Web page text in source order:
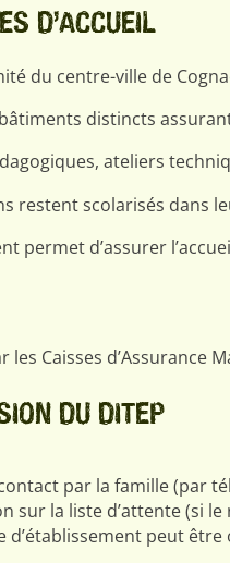
D’ACCUEIL
du centre-ville de
distincts
ateliers
restent scolarisés dans
permet d’assurer
les Caisses d’Assurance
DU DITEP
par la famille (par
sur la liste d’attente (si
d’établissement peut